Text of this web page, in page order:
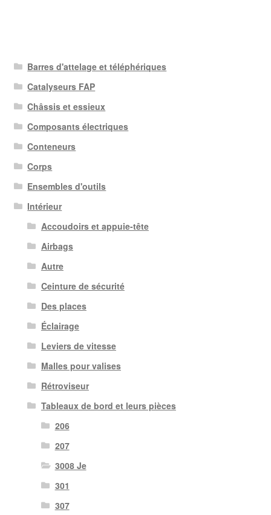
Barres d'attelage et téléphériques
Catalyseurs FAP
Châssis et essieux
Composants électriques
Conteneurs
Corps
Ensembles d'outils
Intérieur
Accoudoirs et appuie-tête
Airbags
Autre
Ceinture de sécurité
Des places
Éclairage
Leviers de vitesse
Malles pour valises
Rétroviseur
Tableaux de bord et leurs pièces
206
207
3008 Je
301
307